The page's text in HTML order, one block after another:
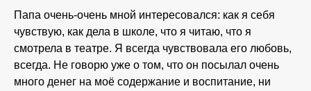
Папа очень-очень мной интересовался: как я себя
чувствую, как дела в школе, что я читаю, что я
смотрела в театре. Я всегда чувствовала его любовь,
всегда. Не говорю уже о том, что он посылал очень
много денег на моё содержание и воспитание, ни